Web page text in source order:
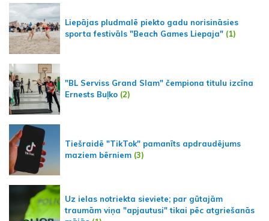
Liepājas pludmalē piekto gadu norisināsies
sporta festivāls "Beach Games Liepaja" (1)
"BL Serviss Grand Slam" čempiona titulu izcīna
Ernests Buļko (2)
Tiešraidē "TikTok" pamanīts apdraudējums
maziem bērniem (3)
Uz ielas notriekta sieviete; par gūtajām
traumām viņa "apjautusi" tikai pēc atgriešanās